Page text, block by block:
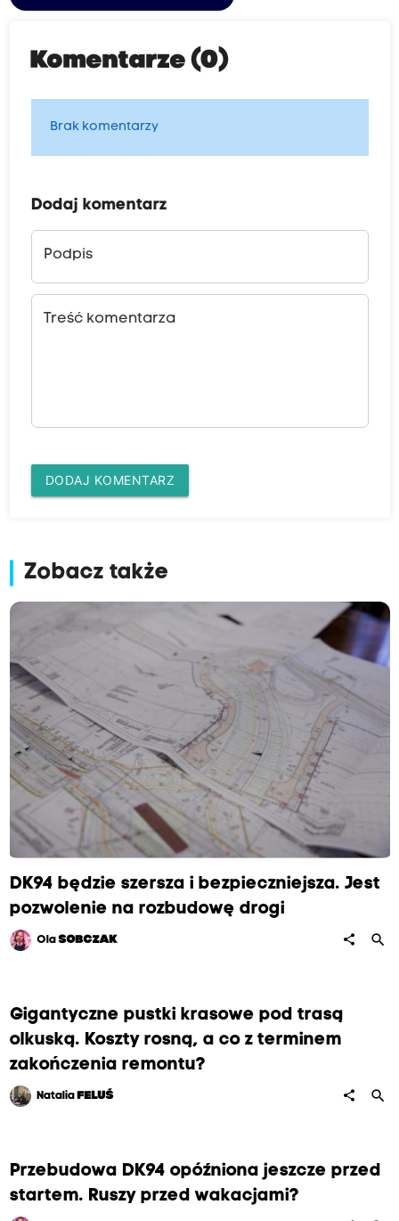
Komentarze (0)
Brak komentarzy
Dodaj komentarz
Podpis
Treść komentarza
DODAJ KOMENTARZ
Zobacz także
DK94 będzie szersza i bezpieczniejsza. Jest
pozwolenie na rozbudowę drogi
OlaSOBCZAK share search
Gigantyczne pustki krasowe pod trasą
olkuską. Koszty rosną, a co z terminem
zakończenia remontu?
Natalia FELUŚ share search
Przebudowa DK94 opóźniona jeszcze przed
startem. Ruszy przed wakacjami?